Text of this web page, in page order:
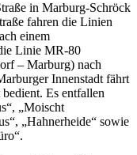
in Marburg-Schröck
fahren die Linien
einem
Linie MR-80
– Marburg) nach
Innenstadt fährt
Es entfallen
„Moischt
„Hahnerheide“ sowie